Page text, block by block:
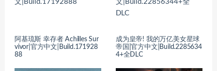
阿基琉斯 幸存者 Achilles Sur
vivor|官方中文|Build.171928
88
成为皇帝! 我的万亿美女星球
帝国|官方中文|Build.2285634
4+全DLC